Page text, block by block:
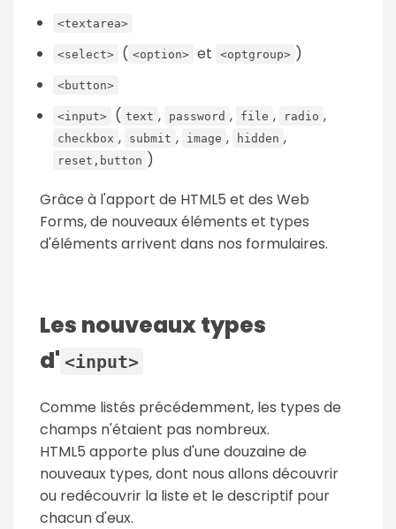
<textarea>
<select> ( <option> et <optgroup> )
<button>
<input> ( text , password , file , radio ,
checkbox , submit , image , hidden ,
reset,button )
Grâce à l'apport de HTML5 et des Web
Forms, de nouveaux éléments et types
d'éléments arrivent dans nos formulaires.
Les nouveaux types
d' <input>
Comme listés précédemment, les types de
champs n'étaient pas nombreux.
HTML5 apporte plus d'une douzaine de
nouveaux types, dont nous allons découvrir
ou redécouvrir la liste et le descriptif pour
chacun d'eux.